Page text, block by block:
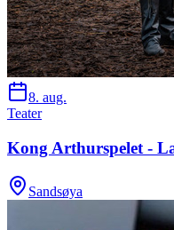
8. aug.
Teater
Kong Arthurspelet -
Sandsøya